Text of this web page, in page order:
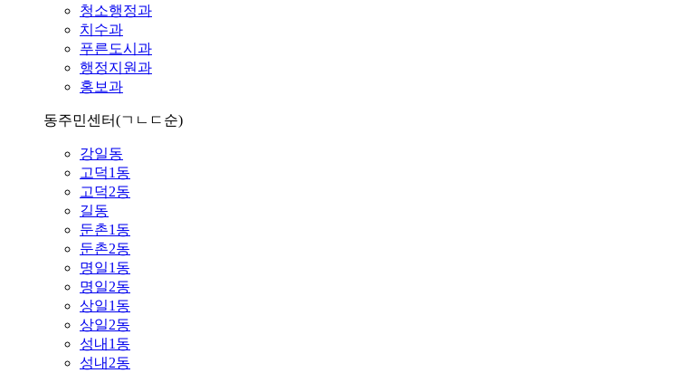
청소행정과
치수과
푸른도시과
행정지원과
홍보과
동주민센터(ㄱㄴㄷ순)
강일동
고덕1동
고덕2동
길동
둔촌1동
둔촌2동
명일1동
명일2동
상일1동
상일2동
성내1동
성내2동